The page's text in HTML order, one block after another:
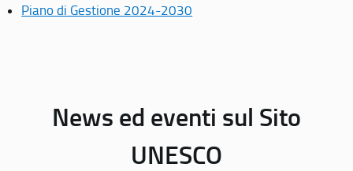
Piano di Gestione 2024-2030
News ed eventi sul Sito
UNESCO